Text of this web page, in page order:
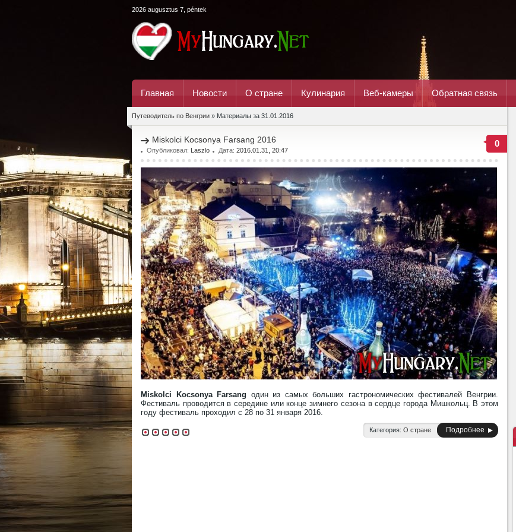
2026 augusztus 7, péntek
Главная Новости О стране Кулинария Веб-камеры Обратная связь
Путеводитель по Венгрии » Материалы за 31.01.2016
0
Miskolci Kocsonya Farsang 2016
Опубликовал: Laszlo Дата: 2016.01.31, 20:47
Miskolci Kocsonya Farsang один из самых больших гастрономических фестивалей Венгрии.
Фестиваль проводится в середине или конце зимнего сезона в сердце города Мишкольц. В этом
году фестиваль проходил с 28 по 31 января 2016.
Категория: О стране Подробнее